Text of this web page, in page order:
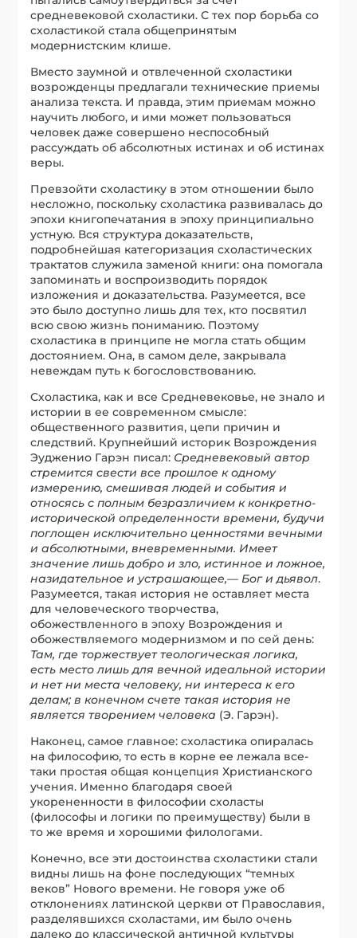
средневековой схоластики. С тех пор борьба со
схоластикой стала общепринятым
модернистским клише.
Вместо заумной и отвлеченной схоластики
возрожденцы предлагали технические приемы
анализа текста. И правда, этим приемам можно
научить любого, и ими может пользоваться
человек даже совершено неспособный
рассуждать об абсолютных истинах и об истинах
веры.
Превзойти схоластику в этом отношении было
несложно, поскольку схоластика развивалась до
эпохи книгопечатания в эпоху принципиально
устную. Вся структура доказательств,
подробнейшая категоризация схоластических
трактатов служила заменой книги: она помогала
запоминать и воспроизводить порядок
изложения и доказательства. Разумеется, все
это было доступно лишь для тех, кто посвятил
всю свою жизнь пониманию. Поэтому
схоластика в принципе не могла стать общим
достоянием. Она, в самом деле, закрывала
невеждам путь к богословствованию.
Схоластика, как и все Средневековье, не знало и
истории в ее современном смысле:
общественного развития, цепи причин и
следствий. Крупнейший историк Возрождения
Эудженио Гарэн писал: Средневековый автор
стремится свести все прошлое к одному
измерению, смешивая людей и события и
относясь с полным безразличием к конкретно-
исторической определенности времени, будучи
поглощен исключительно ценностями вечными
и абсолютными, вневременными. Имеет
значение лишь добро и зло, истинное и ложное,
назидательное и устрашающее,— Бог и дьявол.
Разумеется, такая история не оставляет места
для человеческого творчества,
обожествленного в эпоху Возрождения и
обожествляемого модернизмом и по сей день:
Там, где торжествует теологическая логика,
есть место лишь для вечной идеальной истории
и нет ни места человеку, ни интереса к его
делам; в конечном счете такая история не
является творением человека (Э. Гарэн).
Наконец, самое главное: схоластика опиралась
на философию, то есть в корне ее лежала все-
таки простая общая концепция Христианского
учения. Именно благодаря своей
укорененности в философии схоласты
(философы и логики по преимуществу) были в
то же время и хорошими филологами.
Конечно, все эти достоинства схоластики стали
видны лишь на фоне последующих “темных
веков” Нового времени. Не говоря уже об
отклонениях латинской церкви от Православия,
разделявшихся схоластами, им было очень
далеко до классической античной культуры